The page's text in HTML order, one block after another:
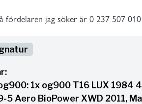
fördelaren jag söker är 0 237 507 010
1x og900 T16 LUX 1984
5 Aero BioPower XWD 2011,